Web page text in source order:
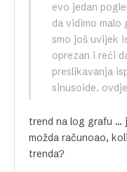
evo jedan
da vidimo malo
smo još uvijek
oprezan i reći
preslikavanja
sinusoide.
trend na log grafu …
možda računoao,
trenda?